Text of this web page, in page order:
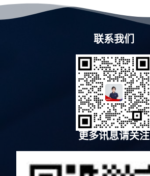
联系我们
更多讯息请关注